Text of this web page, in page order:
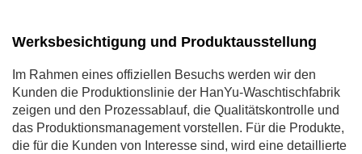
Werksbesichtigung und Produktausstellung
Im Rahmen eines offiziellen Besuchs werden wir den
Kunden die Produktionslinie der HanYu-Waschtischfabrik
zeigen und den Prozessablauf, die Qualitätskontrolle und
das Produktionsmanagement vorstellen. Für die Produkte,
die für die Kunden von Interesse sind, wird eine detaillierte